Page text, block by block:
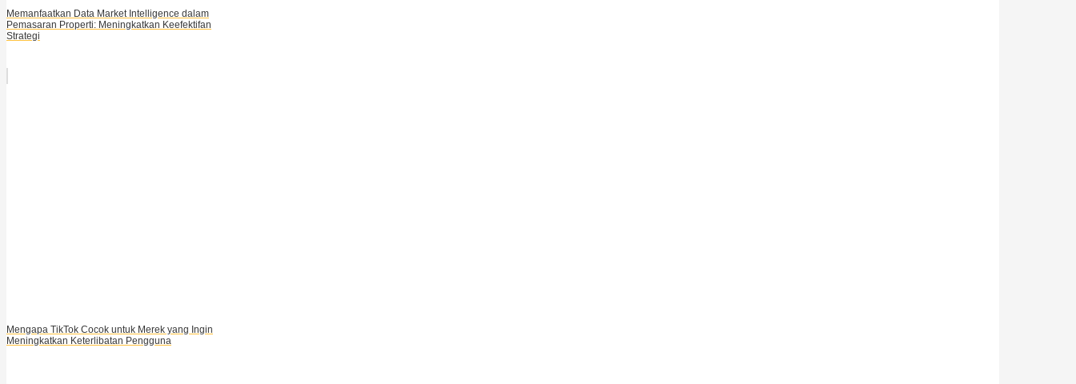
Memanfaatkan Data Market Intelligence dalam
Pemasaran Properti: Meningkatkan Keefektifan
Strategi
Mengapa TikTok Cocok untuk Merek yang Ingin
Meningkatkan Keterlibatan Pengguna